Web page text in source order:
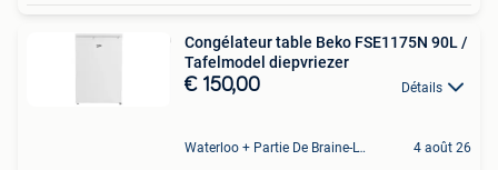
Congélateur table Beko FSE1175N 90L /
Tafelmodel diepvriezer
€ 150,00 Détails
Waterloo + Partie De Braine-L'Alleud, De Ohain 4 août 26